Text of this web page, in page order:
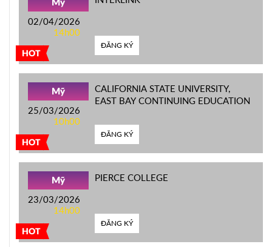
HOT
Mỹ
02/04/2026
14h00
ĐĂNG KÝ
HOT
Mỹ
25/03/2026
10h00
CALIFORNIA STATE UNIVERSITY,
EAST BAY CONTINUING EDUCATION
ĐĂNG KÝ
HOT
Mỹ
23/03/2026
14h00
PIERCE COLLEGE
ĐĂNG KÝ